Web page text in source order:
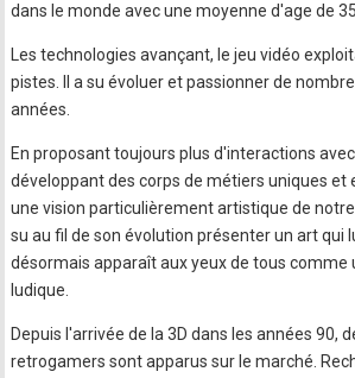
dans le monde avec une moyenne d'age de
Les technologies avançant, le jeu vidéo
pistes. Il a su évoluer et passionner de
années.
En proposant toujours plus d'interactions
développant des corps de métiers uniques
une vision particulièrement artistique de
su au fil de son évolution présenter un art qui
désormais apparaît aux yeux de tous comme
ludique.
Depuis l'arrivée de la 3D dans les années 90,
retrogamers sont apparus sur le marché.